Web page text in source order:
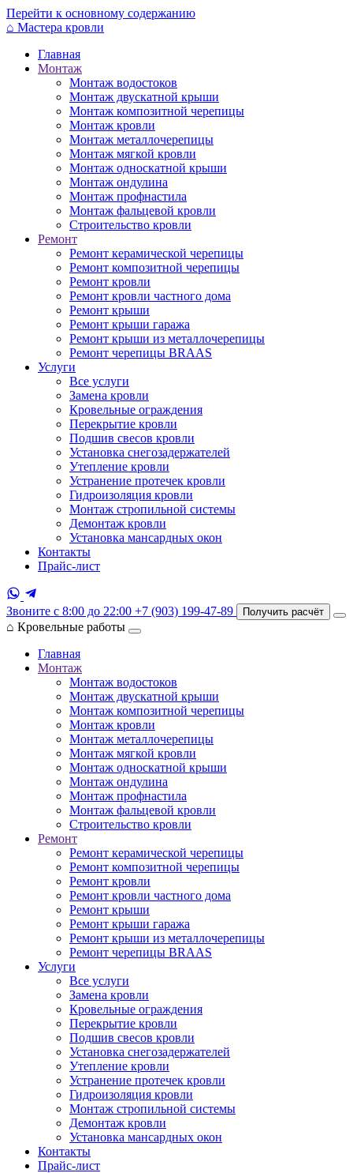
Перейти к основному содержанию
⌂ Мастера кровли
Главная
Монтаж
Монтаж водостоков
Монтаж двускатной крыши
Монтаж композитной черепицы
Монтаж кровли
Монтаж металлочерепицы
Монтаж мягкой кровли
Монтаж односкатной крыши
Монтаж ондулина
Монтаж профнастила
Монтаж фальцевой кровли
Строительство кровли
Ремонт
Ремонт керамической черепицы
Ремонт композитной черепицы
Ремонт кровли
Ремонт кровли частного дома
Ремонт крыши
Ремонт крыши гаража
Ремонт крыши из металлочерепицы
Ремонт черепицы BRAAS
Услуги
Все услуги
Замена кровли
Кровельные ограждения
Перекрытие кровли
Подшив свесов кровли
Установка снегозадержателей
Утепление кровли
Устранение протечек кровли
Гидроизоляция кровли
Монтаж стропильной системы
Демонтаж кровли
Установка мансардных окон
Контакты
Прайс-лист
Звоните с 8:00 до 22:00 +7 (903) 199-47-89 Получить расчёт
⌂ Кровельные работы
Главная
Монтаж
Монтаж водостоков
Монтаж двускатной крыши
Монтаж композитной черепицы
Монтаж кровли
Монтаж металлочерепицы
Монтаж мягкой кровли
Монтаж односкатной крыши
Монтаж ондулина
Монтаж профнастила
Монтаж фальцевой кровли
Строительство кровли
Ремонт
Ремонт керамической черепицы
Ремонт композитной черепицы
Ремонт кровли
Ремонт кровли частного дома
Ремонт крыши
Ремонт крыши гаража
Ремонт крыши из металлочерепицы
Ремонт черепицы BRAAS
Услуги
Все услуги
Замена кровли
Кровельные ограждения
Перекрытие кровли
Подшив свесов кровли
Установка снегозадержателей
Утепление кровли
Устранение протечек кровли
Гидроизоляция кровли
Монтаж стропильной системы
Демонтаж кровли
Установка мансардных окон
Контакты
Прайс-лист